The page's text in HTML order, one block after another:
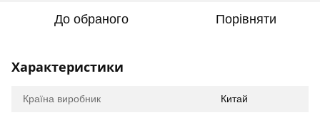
До обраного Порівняти
Характеристики
Країна виробник Китай